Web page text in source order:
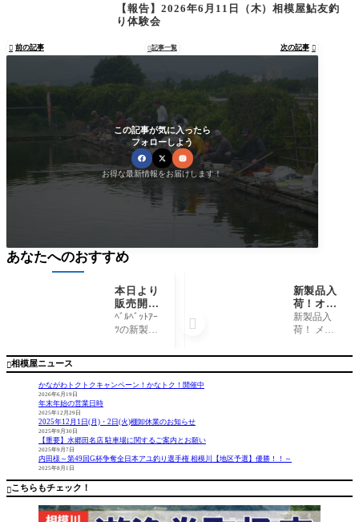
【報告】2026年6月11日（木）相模屋鮎友釣
り体験会
 前の記事 記事一覧 次の記事 
この記事が気に入ったら
フォローしよう
お得な最新情報をお届けします！
相模屋ニュース
かながわトクトクキャンペーン！かなトク！開催中
2026年6月19日
年末年始の営業日時
2025年12月29日
2025年12月1日(月)・2日(火)棚卸休業のお知らせ
2025年9月30日
【重要】水郷田名店 駐車場に関するご案内とお願い
2025年9月7日
内田様～第49回G杯争奪全日本アユ釣り選手権 相模川【地区予選】優勝！！～
2025年8月1日
こちらもチェック！
あなたへのおすすめ
本日より
販売開
始！ﾍﾞﾙ
ﾍﾞｯﾄｱｰﾂ
5g』
ﾍﾞﾙﾍﾞｯﾄｱｰ
ﾂの新製品
ｇ』！ 本
売開始で
います。
はしてい
ませんの
新製品入
荷！オフ
ィスユー
カリ『B
ミ０．４
新製品入
荷！ メチ
釣れてい
只今、相
模屋ポ
